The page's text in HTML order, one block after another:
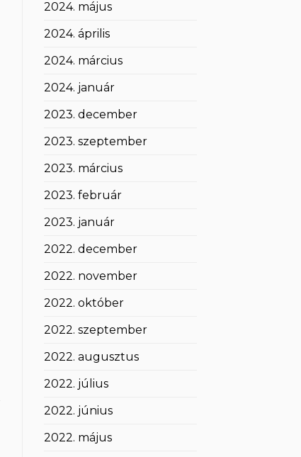
2024. május
2024. április
2024. március
2024. január
2023. december
2023. szeptember
2023. március
2023. február
2023. január
2022. december
2022. november
2022. október
2022. szeptember
2022. augusztus
2022. július
2022. június
2022. május